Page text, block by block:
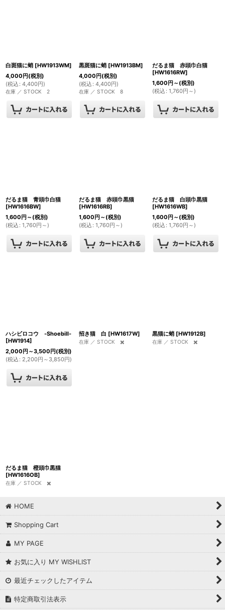
白斑猫に蛸 [HW1913WM]
4,000 円 (税別)
(税込 : 4,400円)
在庫 ／ STOCK 2
黒斑猫に蛸 [HW1913BM]
4,000 円 (税別)
(税込 : 4,400円)
在庫 ／ STOCK 8
だるま猫 赤頭巾白猫
[HW1616RW]
1,600 円 ～ (税別)
(税込 : 1,760円 ～ )
だるま猫 青頭巾白猫
[HW1616BW]
1,600 円 ～ (税別)
(税込 : 1,760円 ～ )
だるま猫 赤頭巾黒猫
[HW1616RB]
1,600 円 ～ (税別)
(税込 : 1,760円 ～ )
だるま猫 白頭巾黒猫
[HW1616WB]
1,600 円 ～ (税別)
(税込 : 1,760円 ～ )
ハシビロコウ -Shoebill-
[HW1914]
2,000 円 ～3,500 円 (税別)
(税込 : 2,200円 ～3,850円)
招き猫 白 [HW1617W]
在庫 ／ STOCK ✖️
黒猫に蛸 [HW1912B]
在庫 ／ STOCK ✖️
だるま猫 橙頭巾黒猫
[HW1616OB]
在庫 ／ STOCK ✖️
HOME
Shopping Cart
MY PAGE
お気に入り MY WISHLIST
最近チェックしたアイテム
特定商取引法表示